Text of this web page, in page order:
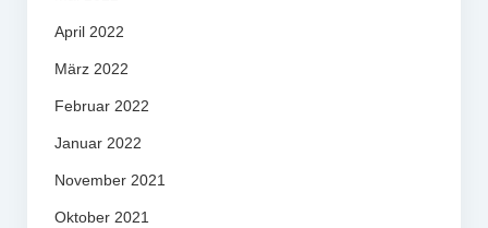
April 2022
März 2022
Februar 2022
Januar 2022
November 2021
Oktober 2021